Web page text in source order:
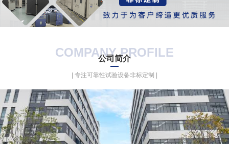
COMPANY PROFILE
公司简介
| 专注可靠性试验设备非标定制 |